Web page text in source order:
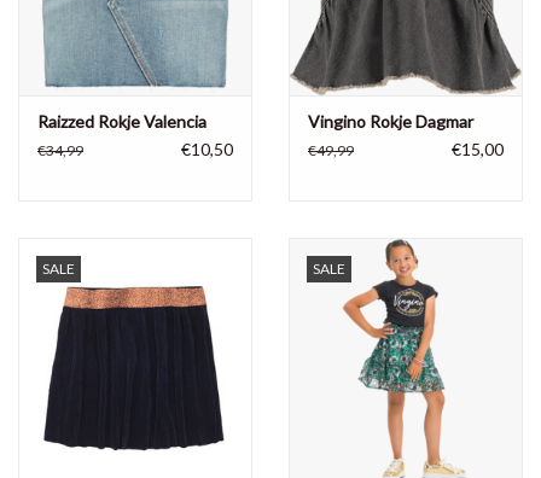
Raizzed Rokje Valencia
€34,99 €10,50
Vingino Rokje Dagmar
€49,99 €15,00
SALE SALE